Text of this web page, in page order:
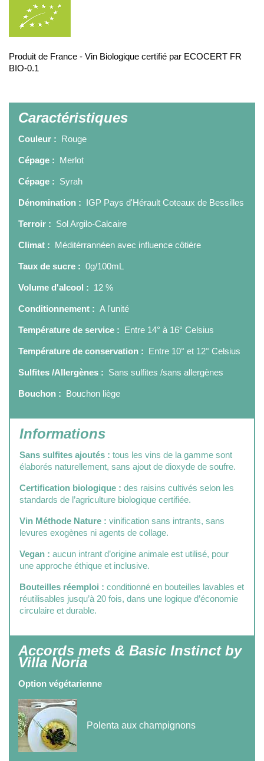
Produit de France - Vin Biologique certifié par ECOCERT FR
BIO-0.1
Caractéristiques
Couleur : Rouge
Cépage : Merlot
Cépage : Syrah
Dénomination : IGP Pays d'Hérault Coteaux de Bessilles
Terroir : Sol Argilo-Calcaire
Climat : Méditérrannéen avec influence côtiére
Taux de sucre : 0g/100mL
Volume d'alcool : 12 %
Conditionnement : A l'unité
Température de service : Entre 14° à 16° Celsius
Température de conservation : Entre 10° et 12° Celsius
Sulfites /Allergènes : Sans sulfites /sans allergènes
Bouchon : Bouchon liège
Informations
Sans sulfites ajoutés : tous les vins de la gamme sont
élaborés naturellement, sans ajout de dioxyde de soufre.
Certification biologique : des raisins cultivés selon les
standards de l’agriculture biologique certifiée.
Vin Méthode Nature : vinification sans intrants, sans
levures exogènes ni agents de collage.
Vegan : aucun intrant d’origine animale est utilisé, pour
une approche éthique et inclusive.
Bouteilles réemploi : conditionné en bouteilles lavables et
réutilisables jusqu’à 20 fois, dans une logique d’économie
circulaire et durable.
Accords mets & Basic Instinct by
Villa Noria
Option végétarienne
Polenta aux champignons